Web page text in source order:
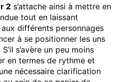
2 s’attache ainsi à mettre en
tout en laissant
aux différents personnages
à se positionner les uns
s’avère un peu moins
en termes de rythme et
nécessaire clarification